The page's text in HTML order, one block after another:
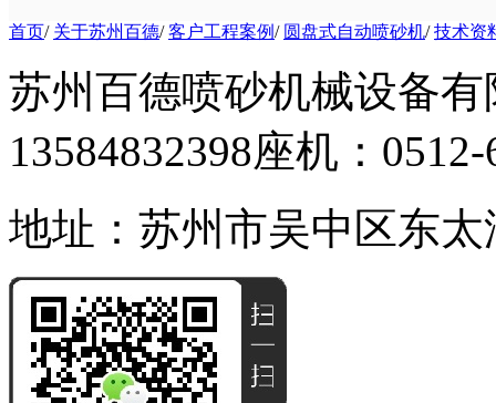
首页/ 关于苏州百德/客户工程案例/ 圆盘式自动喷砂机/技术资
苏州百德喷砂机械设备有
13584832398座机：0512-
地址：苏州市吴中区东太